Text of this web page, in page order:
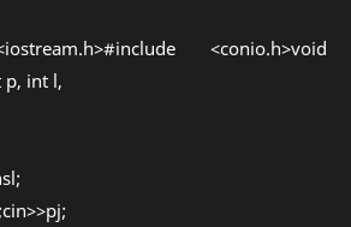
<conio.h>void
int l,